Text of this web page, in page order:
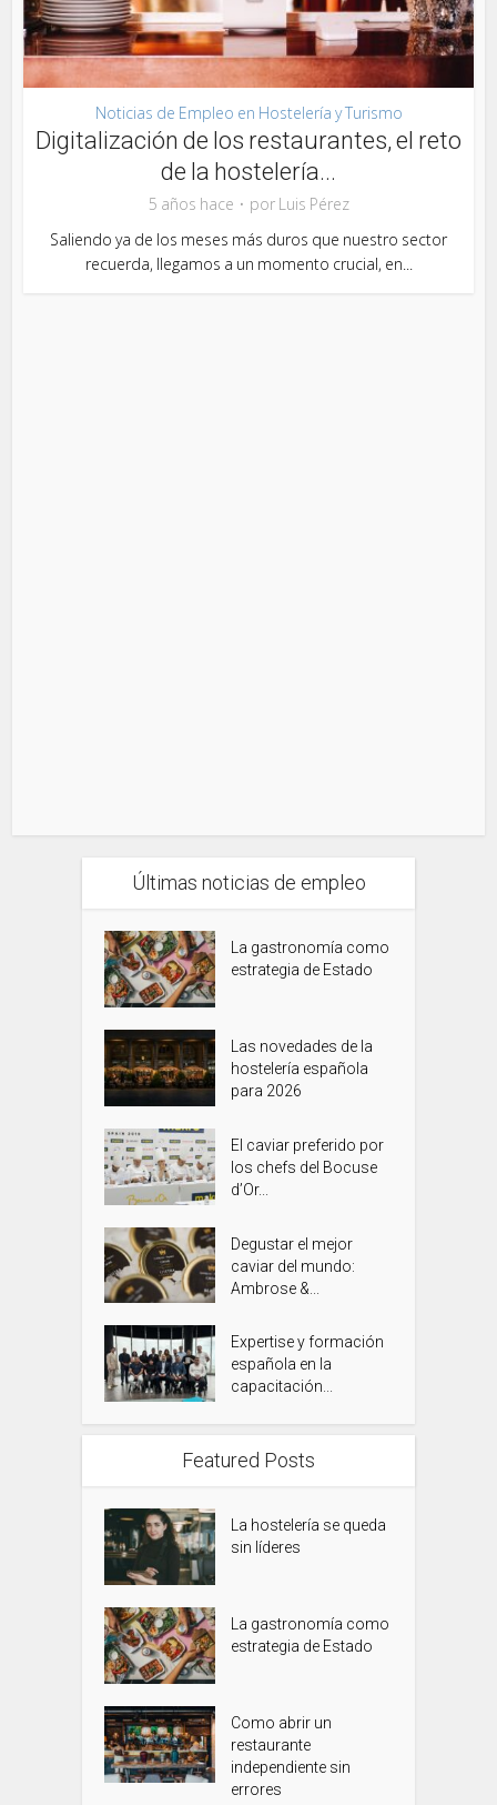
Noticias de Empleo en Hostelería y Turismo
Digitalización de los restaurantes, el reto
de la hostelería...
5 años hace por Luis Pérez
Saliendo ya de los meses más duros que nuestro sector
recuerda, llegamos a un momento crucial, en...
Últimas noticias de empleo
La gastronomía como
estrategia de Estado
Las novedades de la
hostelería española
para 2026
El caviar preferido por
los chefs del Bocuse
d’Or...
Degustar el mejor
caviar del mundo:
Ambrose &...
Expertise y formación
española en la
capacitación...
Featured Posts
La hostelería se queda
sin líderes
La gastronomía como
estrategia de Estado
Como abrir un
restaurante
independiente sin
errores